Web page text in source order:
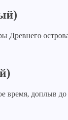
доплыв до